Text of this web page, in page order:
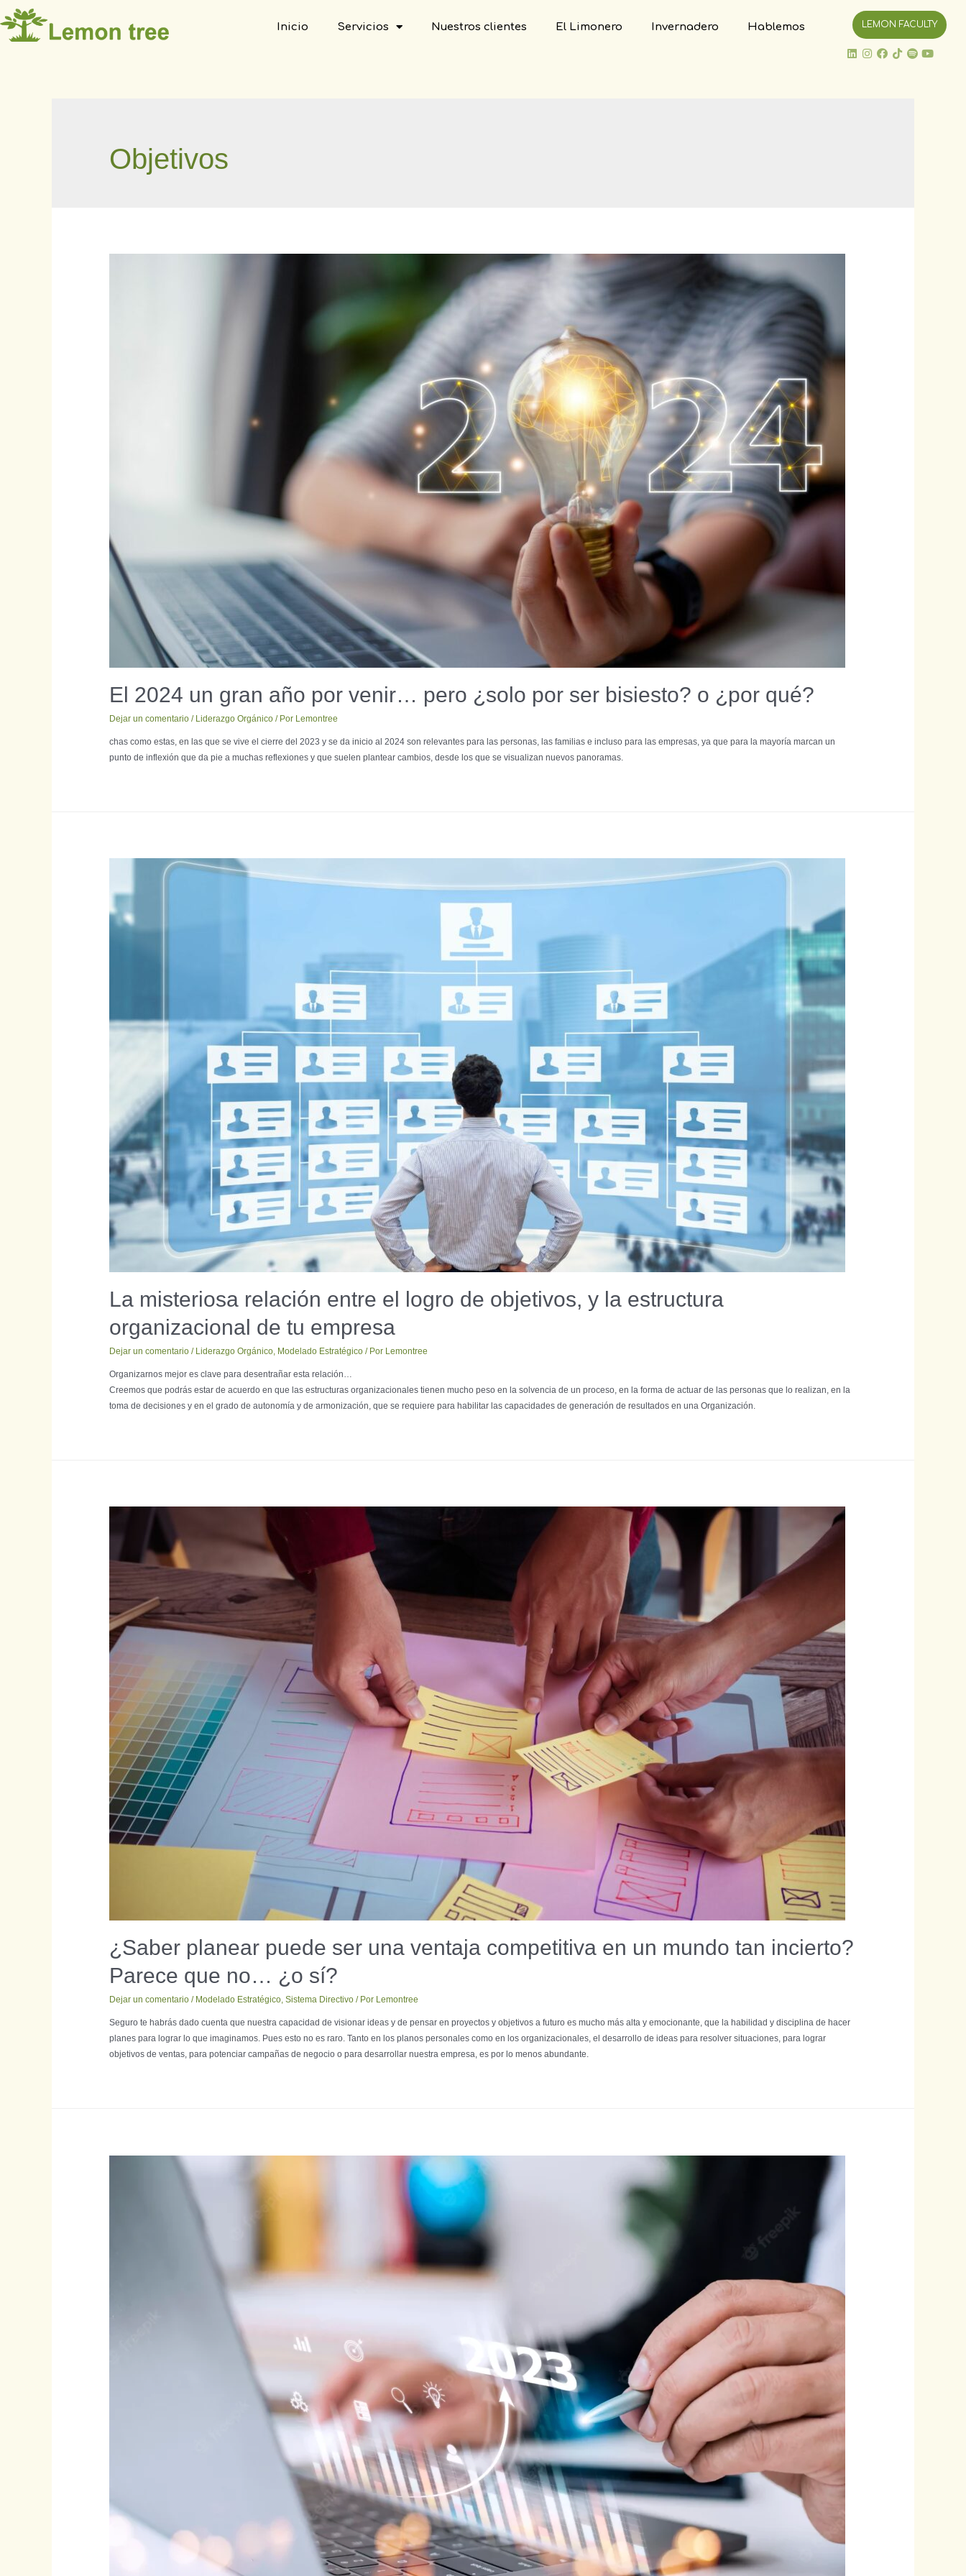
Inicio Servicios Nuestros clientes El Limonero Invernadero Hablemos LEMON FACULTY
Objetivos
El 2024 un gran año por venir… pero ¿solo por ser bisiesto? o ¿por qué?
Dejar un comentario / Liderazgo Orgánico / Por Lemontree
chas como estas, en las que se vive el cierre del 2023 y se da inicio al 2024 son relevantes para las personas, las familias e incluso para las empresas, ya que para la mayoría marcan un
punto de inflexión que da pie a muchas reflexiones y que suelen plantear cambios, desde los que se visualizan nuevos panoramas.
La misteriosa relación entre el logro de objetivos, y la estructura
organizacional de tu empresa
Dejar un comentario / Liderazgo Orgánico, Modelado Estratégico / Por Lemontree
Organizarnos mejor es clave para desentrañar esta relación…
Creemos que podrás estar de acuerdo en que las estructuras organizacionales tienen mucho peso en la solvencia de un proceso, en la forma de actuar de las personas que lo realizan, en la
toma de decisiones y en el grado de autonomía y de armonización, que se requiere para habilitar las capacidades de generación de resultados en una Organización.
¿Saber planear puede ser una ventaja competitiva en un mundo tan incierto?
Parece que no… ¿o sí?
Dejar un comentario / Modelado Estratégico,Sistema Directivo / Por Lemontree
Seguro te habrás dado cuenta que nuestra capacidad de visionar ideas y de pensar en proyectos y objetivos a futuro es mucho más alta y emocionante, que la habilidad y disciplina de hacer
planes para lograr lo que imaginamos. Pues esto no es raro. Tanto en los planos personales como en los organizacionales, el desarrollo de ideas para resolver situaciones, para lograr
objetivos de ventas, para potenciar campañas de negocio o para desarrollar nuestra empresa, es por lo menos abundante.